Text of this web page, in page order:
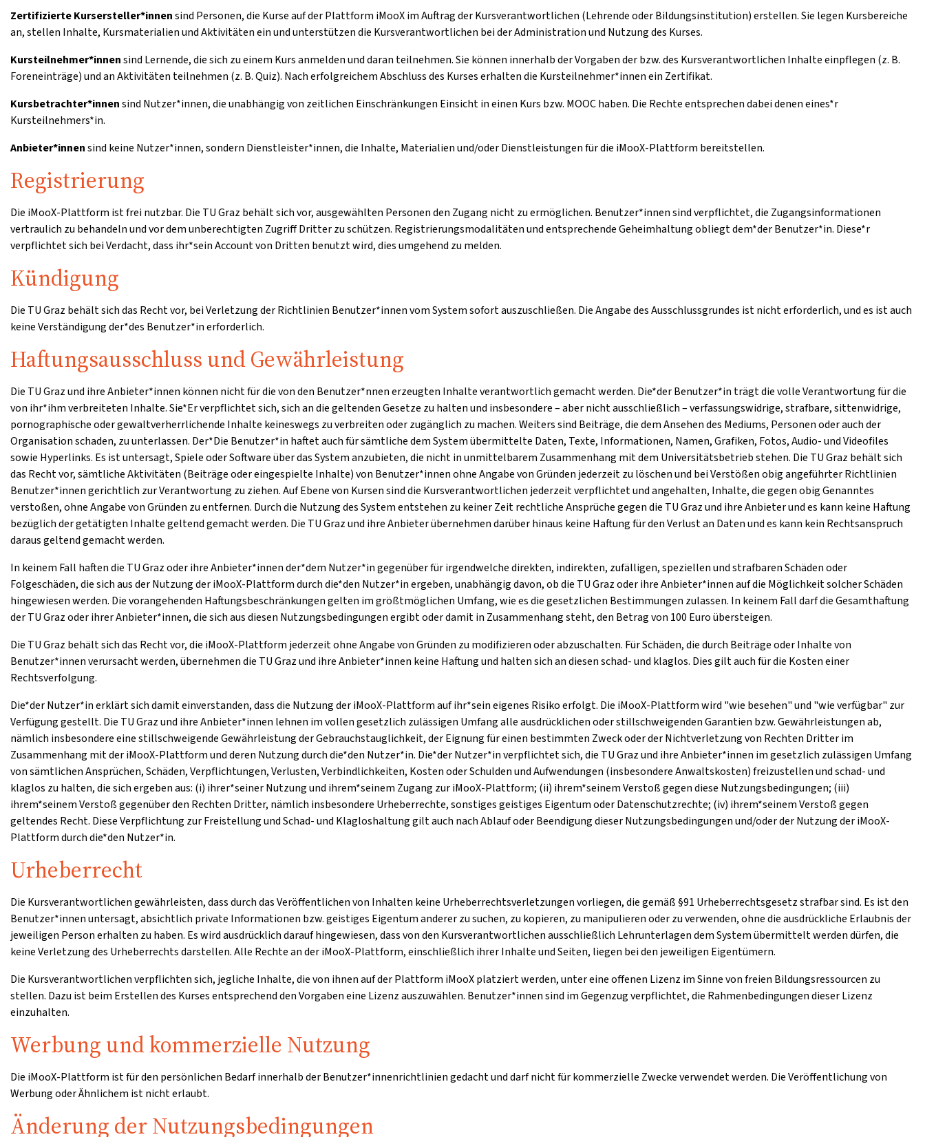
Zertifizierte Kursersteller*innensind Personen, die Kurse auf der Plattform iMooX im Auftrag der Kursverantwortlichen (Lehrende oder Bildungsinstitution) erstellen. Sie legen Kursbereiche
an, stellen Inhalte, Kursmaterialien und Aktivitäten ein und unterstützen die Kursverantwortlichen bei der Administration und Nutzung des Kurses.
Kursteilnehmer*innensind Lernende, die sich zu einem Kurs anmelden und daran teilnehmen. Sie können innerhalb der Vorgaben der bzw. des Kursverantwortlichen Inhalte einpflegen (z. B.
Foreneinträge) und an Aktivitäten teilnehmen (z. B. Quiz). Nach erfolgreichem Abschluss des Kurses erhalten die Kursteilnehmer*innen ein Zertifikat.
Kursbetrachter*innensind Nutzer*innen, die unabhängig von zeitlichen Einschränkungen Einsicht in einen Kurs bzw. MOOC haben. Die Rechte entsprechen dabei denen eines*r
Kursteilnehmers*in.
Anbieter*innensind keine Nutzer*innen, sondern Dienstleister*innen, die Inhalte, Materialien und/oder Dienstleistungen für die iMooX-Plattform bereitstellen.
Registrierung
Die iMooX-Plattform ist frei nutzbar. Die TU Graz behält sich vor, ausgewählten Personen den Zugang nicht zu ermöglichen. Benutzer*innen sind verpflichtet, die Zugangsinformationen
vertraulich zu behandeln und vor dem unberechtigten Zugriff Dritter zu schützen. Registrierungsmodalitäten und entsprechende Geheimhaltung obliegt dem*der Benutzer*in. Diese*r
verpflichtet sich bei Verdacht, dass ihr*sein Account von Dritten benutzt wird, dies umgehend zu melden.
Kündigung
Die TU Graz behält sich das Recht vor, bei Verletzung der Richtlinien Benutzer*innen vom System sofort auszuschließen. Die Angabe des Ausschlussgrundes ist nicht erforderlich, und es ist auch
keine Verständigung der*des Benutzer*in erforderlich.
Haftungsausschluss und Gewährleistung
Die TU Graz und ihre Anbieter*innen können nicht für die von den Benutzer*nnen erzeugten Inhalte verantwortlich gemacht werden. Die*der Benutzer*in trägt die volle Verantwortung für die
von ihr*ihm verbreiteten Inhalte. Sie*Er verpflichtet sich, sich an die geltenden Gesetze zu halten und insbesondere – aber nicht ausschließlich – verfassungswidrige, strafbare, sittenwidrige,
pornographische oder gewaltverherrlichende Inhalte keineswegs zu verbreiten oder zugänglich zu machen. Weiters sind Beiträge, die dem Ansehen des Mediums, Personen oder auch der
Organisation schaden, zu unterlassen. Der*Die Benutzer*in haftet auch für sämtliche dem System übermittelte Daten, Texte, Informationen, Namen, Grafiken, Fotos, Audio- und Videofiles
sowie Hyperlinks. Es ist untersagt, Spiele oder Software über das System anzubieten, die nicht in unmittelbarem Zusammenhang mit dem Universitätsbetrieb stehen. Die TU Graz behält sich
das Recht vor, sämtliche Aktivitäten (Beiträge oder eingespielte Inhalte) von Benutzer*innen ohne Angabe von Gründen jederzeit zu löschen und bei Verstößen obig angeführter Richtlinien
Benutzer*innen gerichtlich zur Verantwortung zu ziehen. Auf Ebene von Kursen sind die Kursverantwortlichen jederzeit verpflichtet und angehalten, Inhalte, die gegen obig Genanntes
verstoßen, ohne Angabe von Gründen zu entfernen. Durch die Nutzung des System entstehen zu keiner Zeit rechtliche Ansprüche gegen die TU Graz und ihre Anbieter und es kann keine Haftung
bezüglich der getätigten Inhalte geltend gemacht werden. Die TU Graz und ihre Anbieter übernehmen darüber hinaus keine Haftung für den Verlust an Daten und es kann kein Rechtsanspruch
daraus geltend gemacht werden.
In keinem Fall haften die TU Graz oder ihre Anbieter*innen der*dem Nutzer*in gegenüber für irgendwelche direkten, indirekten, zufälligen, speziellen und strafbaren Schäden oder
Folgeschäden, die sich aus der Nutzung der iMooX-Plattform durch die*den Nutzer*in ergeben, unabhängig davon, ob die TU Graz oder ihre Anbieter*innen auf die Möglichkeit solcher Schäden
hingewiesen werden. Die vorangehenden Haftungsbeschränkungen gelten im größtmöglichen Umfang, wie es die gesetzlichen Bestimmungen zulassen. In keinem Fall darf die Gesamthaftung
der TU Graz oder ihrer Anbieter*innen, die sich aus diesen Nutzungsbedingungen ergibt oder damit in Zusammenhang steht, den Betrag von 100 Euro übersteigen.
Die TU Graz behält sich das Recht vor, die iMooX-Plattform jederzeit ohne Angabe von Gründen zu modifizieren oder abzuschalten. Für Schäden, die durch Beiträge oder Inhalte von
Benutzer*innen verursacht werden, übernehmen die TU Graz und ihre Anbieter*innen keine Haftung und halten sich an diesen schad- und klaglos. Dies gilt auch für die Kosten einer
Rechtsverfolgung.
Die*der Nutzer*in erklärt sich damit einverstanden, dass die Nutzung der iMooX-Plattform auf ihr*sein eigenes Risiko erfolgt. Die iMooX-Plattform wird "wie besehen" und "wie verfügbar" zur
Verfügung gestellt. Die TU Graz und ihre Anbieter*innen lehnen im vollen gesetzlich zulässigen Umfang alle ausdrücklichen oder stillschweigenden Garantien bzw. Gewährleistungen ab,
nämlich insbesondere eine stillschweigende Gewährleistung der Gebrauchstauglichkeit, der Eignung für einen bestimmten Zweck oder der Nichtverletzung von Rechten Dritter im
Zusammenhang mit der iMooX-Plattform und deren Nutzung durch die*den Nutzer*in. Die*der Nutzer*in verpflichtet sich, die TU Graz und ihre Anbieter*innen im gesetzlich zulässigen Umfang
von sämtlichen Ansprüchen, Schäden, Verpflichtungen, Verlusten, Verbindlichkeiten, Kosten oder Schulden und Aufwendungen (insbesondere Anwaltskosten) freizustellen und schad- und
klaglos zu halten, die sich ergeben aus: (i) ihrer*seiner Nutzung und ihrem*seinem Zugang zur iMooX-Plattform; (ii) ihrem*seinem Verstoß gegen diese Nutzungsbedingungen; (iii)
ihrem*seinem Verstoß gegenüber den Rechten Dritter, nämlich insbesondere Urheberrechte, sonstiges geistiges Eigentum oder Datenschutzrechte; (iv) ihrem*seinem Verstoß gegen
geltendes Recht. Diese Verpflichtung zur Freistellung und Schad- und Klagloshaltung gilt auch nach Ablauf oder Beendigung dieser Nutzungsbedingungen und/oder der Nutzung der iMooX-
Plattform durch die*den Nutzer*in.
Urheberrecht
Die Kursverantwortlichen gewährleisten, dass durch das Veröffentlichen von Inhalten keine Urheberrechtsverletzungen vorliegen, die gemäß §91 Urheberrechtsgesetz strafbar sind. Es ist den
Benutzer*innen untersagt, absichtlich private Informationen bzw. geistiges Eigentum anderer zu suchen, zu kopieren, zu manipulieren oder zu verwenden, ohne die ausdrückliche Erlaubnis der
jeweiligen Person erhalten zu haben. Es wird ausdrücklich darauf hingewiesen, dass von den Kursverantwortlichen ausschließlich Lehrunterlagen dem System übermittelt werden dürfen, die
keine Verletzung des Urheberrechts darstellen. Alle Rechte an der iMooX-Plattform, einschließlich ihrer Inhalte und Seiten, liegen bei den jeweiligen Eigentümern.
Die Kursverantwortlichen verpflichten sich, jegliche Inhalte, die von ihnen auf der Plattform iMooX platziert werden, unter eine offenen Lizenz im Sinne von freien Bildungsressourcen zu
stellen. Dazu ist beim Erstellen des Kurses entsprechend den Vorgaben eine Lizenz auszuwählen. Benutzer*innen sind im Gegenzug verpflichtet, die Rahmenbedingungen dieser Lizenz
einzuhalten.
Werbung und kommerzielle Nutzung
Die iMooX-Plattform ist für den persönlichen Bedarf innerhalb der Benutzer*innenrichtlinien gedacht und darf nicht für kommerzielle Zwecke verwendet werden. Die Veröffentlichung von
Werbung oder Ähnlichem ist nicht erlaubt.
Änderung der Nutzungsbedingungen